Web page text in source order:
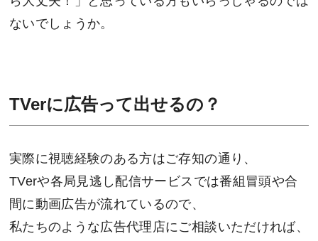
ないでしょうか。
TVerに広告って出せるの？
実際に視聴経験のある方はご存知の通り、
TVerや各局見逃し配信サービスでは番組冒頭や合
間に動画広告が流れているので、
私たちのような広告代理店にご相談いただければ、